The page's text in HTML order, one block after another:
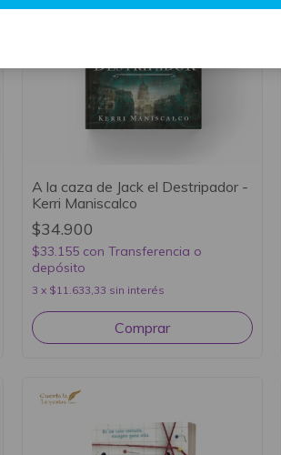
A la caza de Jack el Destripador -
Kerri Maniscalco
$34.900
$33.155 con Transferencia o
depósito
3 x $11.633,33 sin interés